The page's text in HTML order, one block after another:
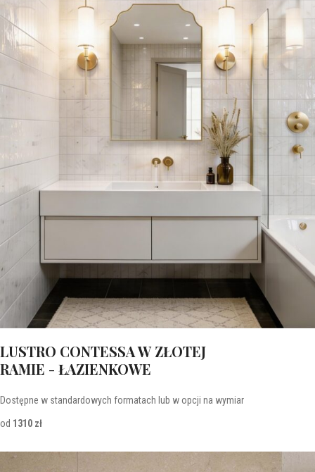
LUSTRO CONTESSA W ZŁOTEJ
RAMIE - ŁAZIENKOWE
Dostępne w standardowych formatach lub w opcji na wymiar
od 1310 zł